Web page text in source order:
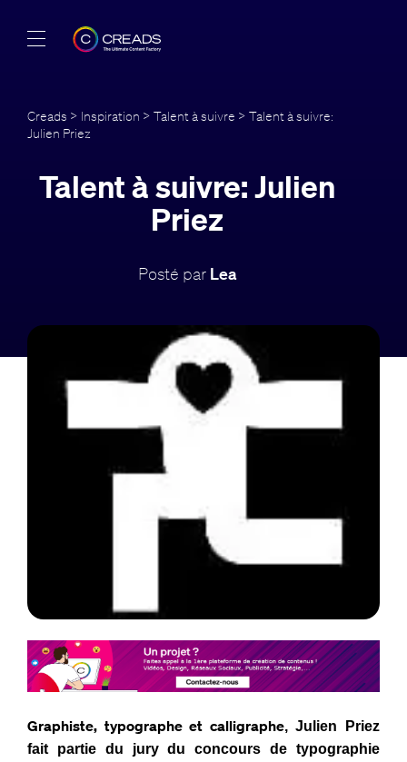
Offres
À propos
Creads > Inspiration > Talent à suivre > Talent à suivre:
Julien Priez
Talent à suivre: Julien
Priez
Posté par Lea
Graphiste, typographe et calligraphe, Julien Priez
fait partie du jury du concours de typographie